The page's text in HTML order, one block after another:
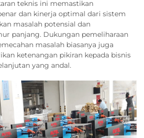
teknis ini memastikan
dan kinerja optimal dari sistem
masalah potensial dan
panjang. Dukungan pemeliharaan
masalah biasanya juga
ketenangan pikiran kepada bisnis
yang andal.